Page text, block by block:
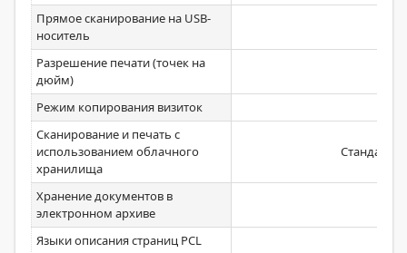
Прямое сканирование на USB-
носитель
Разрешение печати (точек на
дюйм)
Режим копирования визиток
Сканирование и печать с
использованием облачного
хранилища
Хранение документов в
электронном архиве
Языки описания страниц PCL